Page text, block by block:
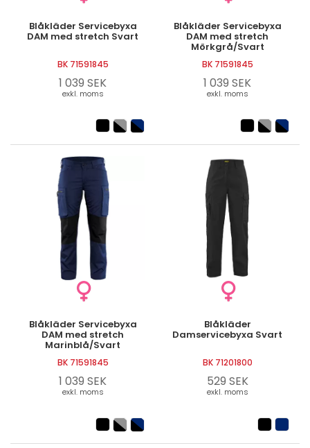
Blåkläder Servicebyxa
DAM med stretch Svart
BK 71591845
1 039 SEK
exkl. moms
Blåkläder Servicebyxa
DAM med stretch
Mörkgrå/Svart
BK 71591845
1 039 SEK
exkl. moms
Blåkläder Servicebyxa
DAM med stretch
Marinblå/Svart
BK 71591845
1 039 SEK
exkl. moms
Blåkläder
Damservicebyxa Svart
BK 71201800
529 SEK
exkl. moms